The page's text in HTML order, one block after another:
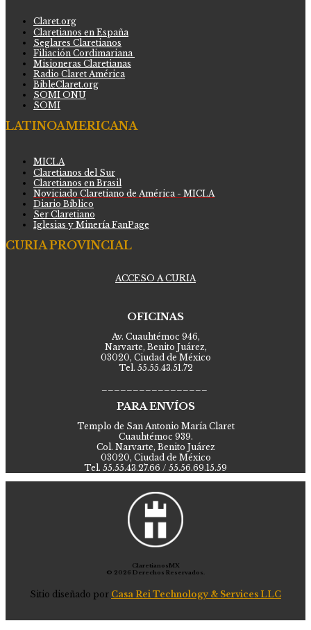
Claret.org
Claretianos en España
Seglares Claretianos
Filiación Cordimariana
Misioneras Claretianas
Radio Claret América
BibleClaret.org
SOMI ONU
SOMI
LATINOAMERICANA
MICLA
Claretianos del Sur
Claretianos en Brasil
Noviciado Claretiano de América - MICLA
Diario Bíblico
Ser Claretiano
Iglesias y Minería FanPage
CURIA PROVINCIAL
ACCESO A CURIA
OFICINAS
Av. Cuauhtémoc 946,
Narvarte, Benito Juárez,
03020, Ciudad de México
Tel. 55.55.43.51.72
PARA ENVÍOS
Templo de San Antonio María Claret
Cuauhtémoc 939.
Col. Narvarte, Benito Juárez
03020, Ciudad de México
Tel. 55.55.43.27.66 / 55.56.69.15.59
ClaretianosMX
© 2026 Derechos Reservados.
Sitio diseñado por Casa Rei Technology & Services LLC